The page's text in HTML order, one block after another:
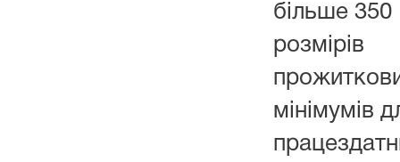
більше 350
розмірів
мінімумів